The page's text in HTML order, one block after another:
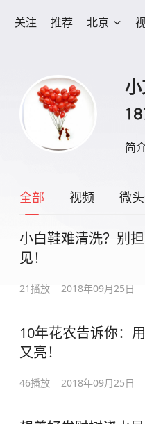
关注 推荐 北京
简介
全部 视频 微
小白鞋难清洗？别
见！
21播放 2018年09月25日
10年花农告诉你：
又亮！
46播放 2018年09月25日